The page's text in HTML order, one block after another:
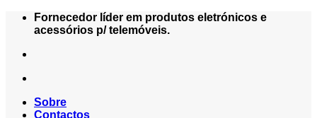
Skip
Fornecedor líder em produtos eletrónicos e
acessórios p/ telemóveis.
Sobre
Contactos